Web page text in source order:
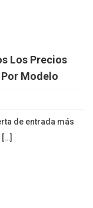
Los Precios
Modelo
de entrada más